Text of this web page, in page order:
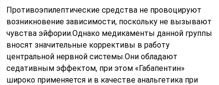
Противоэпилептические средства не провоцируют
возникновение зависимости, поскольку не вызывают
чувства эйфории.Однако медикаменты данной группы
вносят значительные коррективы в работу
центральной нервной системы.Они обладают
седативным эффектом, при этом «Габапентин»
широко применяется и в качестве анальгетика при